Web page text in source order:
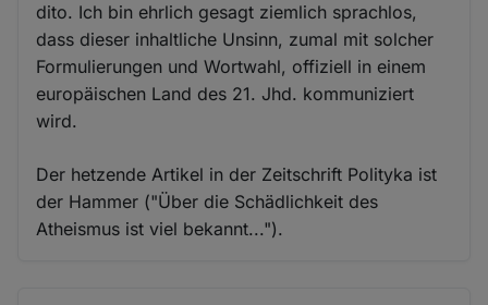
dito. Ich bin ehrlich gesagt ziemlich sprachlos,
dass dieser inhaltliche Unsinn, zumal mit solcher
Formulierungen und Wortwahl, offiziell in einem
europäischen Land des 21. Jhd. kommuniziert
wird.
Der hetzende Artikel in der Zeitschrift Polityka ist
der Hammer ("Über die Schädlichkeit des
Atheismus ist viel bekannt...").